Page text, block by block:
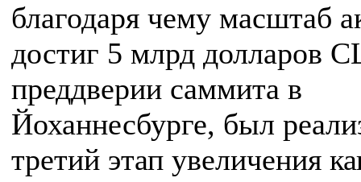
благодаря чему масштаб
достиг 5 млрд долларов
преддверии саммита в
Йоханнесбурге, был
третий этап увеличения